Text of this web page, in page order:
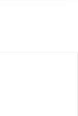
他們的學習
動，可以培
挑戰做好準
一本自然剪